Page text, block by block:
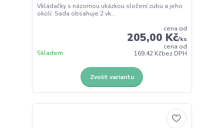
Vkládačky s názornou ukázkou složení zubu a jeho
okolí. Sada obsahuje 2 vk...
cena od
205,00 Kč/ks
cena od
169,42 Kčbez DPH
Skladem
Zvolit variantu